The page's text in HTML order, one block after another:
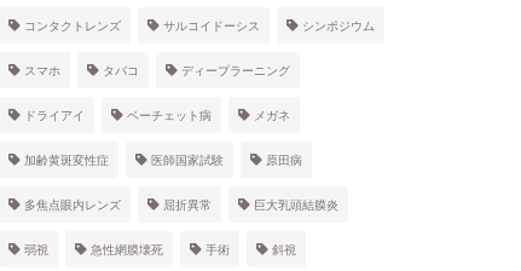
コンタクトレンズ サルコイドーシス シンポジウム
スマホ タバコ ディープラーニング
ドライアイ ベーチェット病 メガネ
加齢黄斑変性症 医師国家試験 原田病
多焦点眼内レンズ 屈折異常 巨大乳頭結膜炎
弱視 急性網膜壊死 手術 斜視